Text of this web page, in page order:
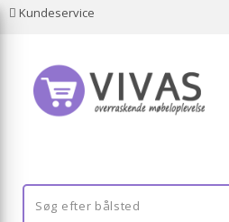
Kundeservice